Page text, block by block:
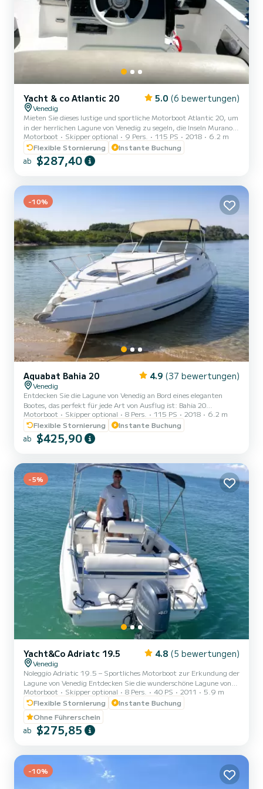
Yacht & co Atlantic 20 5.0 (6 bewertungen)
Venedig
Mieten Sie dieses lustige und sportliche Motorboot Atlantic 20, um
in der herrlichen Lagune von Venedig zu segeln, die Inseln Murano
und Burano zu bewundern und die natürlichen Oasen in völliger
Freiheit zu entdecken. Auch Lido di Jesolo und seine Strände
erreichen Sie in kürzester Zeit. Dieses Motorboot ist mit einem
großen Bug-Sonnendeck mit Kissen, einem bequemen Fahrersitz
dem aus Sie die Landschaft bewundern können. Sie finden...
Motorboot Skipper optional 9 Pers. 115 PS 2018
6.2 m
Flexible Stornierung
Instante Buchung
ab $287,40
-10%
Aquabat Bahia 20 4.9 (37 bewertungen)
Venedig
Entdecken Sie die Lagune von Venedig an Bord eines eleganten
Bootes, das perfekt für jede Art von Ausflug ist: Bahia 20
ermöglicht es Ihnen, die Stadt und ihre verzauberten Gewässer aus
einer einzigartigen Perspektive zu erleben und unvergessliche
Momente in absolutem Komfort und Stil zu genießen. Tagestouren:
Die Schönheit Venedigs unter der Sonne Stellen Sie sich vor, Sie
bewundern die architektonischen Wunder und die Magie der ve...
Motorboot Skipper optional 8 Pers. 115 PS 2018
6.2 m
Flexible Stornierung
Instante Buchung
ab $425,90
-5%
Yacht&Co Adriatc 19.5 4.8 (5 bewertungen)
Venedig
Noleggio Adriatic 19.5 – Sportliches Motorboot zur Erkundung der
Lagune von Venedig Entdecken Sie die wunderschöne Lagune von
Venedig und ihre bezaubernden Inseln an Bord des Adriatic 19.5,
einem sportlichen und unterhaltsamen Motorboot, perfekt zum
Erkunden von Murano, Burano und den natürlichen Oasen, die
diese magische Gegend ausmachen. Mit seiner Wendigkeit und
Leistung erreichen Sie auch den Lido di Jesolo und seine berühmten
Motorboot Skipper optional 8 Pers. 40 PS 2011
5.9 m
Flexible Stornierung
Instante Buchung
Ohne Führerschein
ab $275,85
-10%